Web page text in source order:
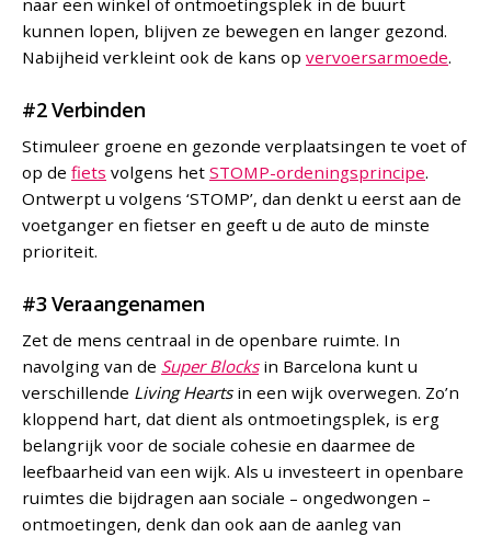
kunnen lopen, blijven ze bewegen en langer gezond.
Nabijheid verkleint ook de kans opvervoersarmoede.
#2 Verbinden
Stimuleer groene en gezonde verplaatsingen te voet of
op defiets volgens hetSTOMP-ordeningsprincipe.
Ontwerpt u volgens ‘STOMP’, dan denkt u eerst aan de
voetganger en fietser en geeft u de auto de minste
prioriteit.
#3 Veraangenamen
Zet de mens centraal in de openbare ruimte. In
navolging van de Super Blocksin Barcelona kunt u
verschillende Living Heartsin een wijk overwegen. Zo’n
kloppend hart, dat dient als ontmoetingsplek, is erg
belangrijk voor de sociale cohesie en daarmee de
leefbaarheid van een wijk. Als u investeert in openbare
ruimtes die bijdragen aan sociale – ongedwongen –
ontmoetingen, denk dan ook aan de aanleg van